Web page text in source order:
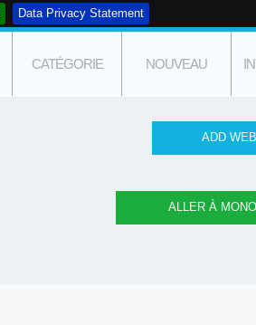
Data Privacy Statement
CATÉGORIE NOUVEAU